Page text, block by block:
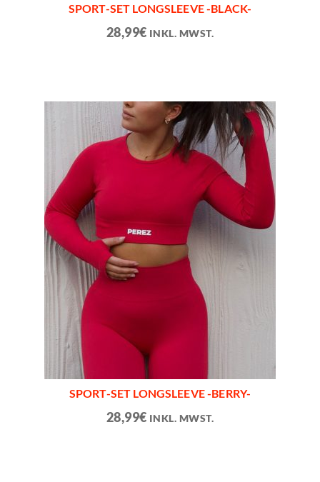
SPORT-SET LONGSLEEVE -BLACK-
28,99€ INKL. MWST.
SPORT-SET LONGSLEEVE -BERRY-
28,99€ INKL. MWST.